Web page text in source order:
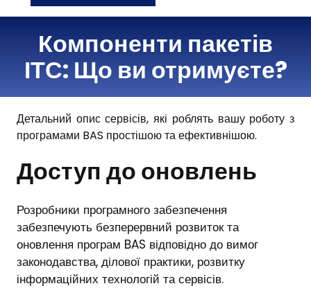
Компоненти пакетів
ІТС: Що ви отримуєте?
Детальний опис сервісів, які роблять вашу роботу з
програмами BAS простішою та ефективнішою.
Доступ до оновлень
Розробники програмного забезпечення
забезпечують безперервний розвиток та
оновлення програм BAS відповідно до вимог
законодавства, ділової практики, розвитку
інформаційних технологій та сервісів.